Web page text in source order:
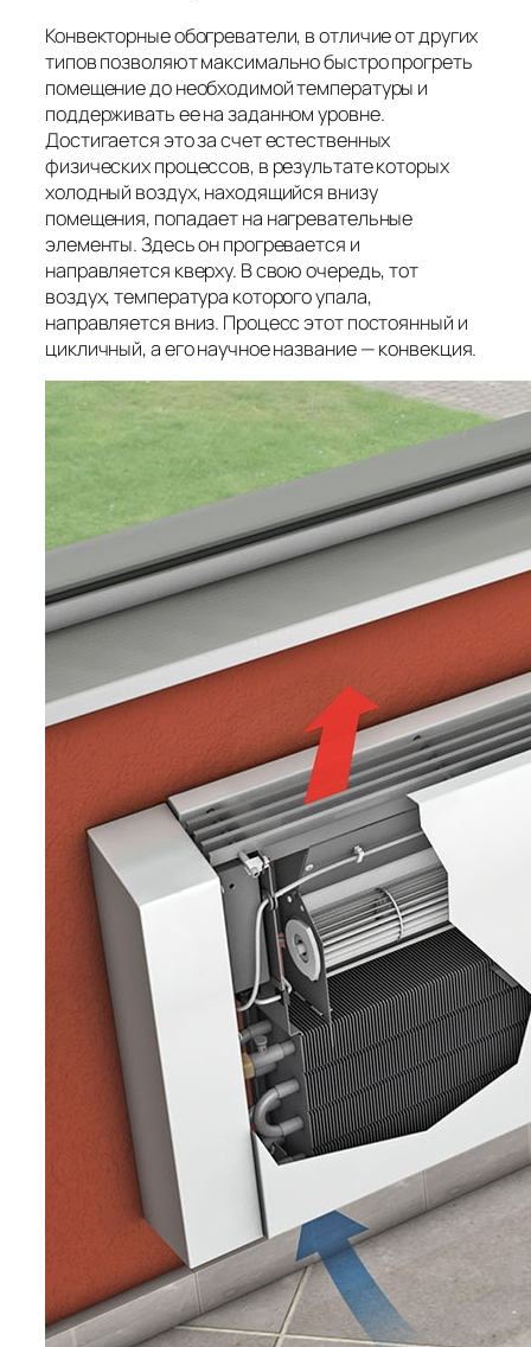
Конвекторные обогреватели, в отличие от других
типов позволяют максимально быстро прогреть
помещение до необходимой температуры и
поддерживать ее на заданном уровне.
Достигается это за счет естественных
физических процессов, в результате которых
холодный воздух, находящийся внизу
помещения, попадает на нагревательные
элементы. Здесь он прогревается и
направляется кверху. В свою очередь, тот
воздух, температура которого упала,
направляется вниз. Процесс этот постоянный и
цикличный, а его научное название — конвекция.